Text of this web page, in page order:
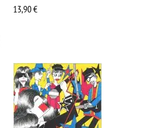
13,90€